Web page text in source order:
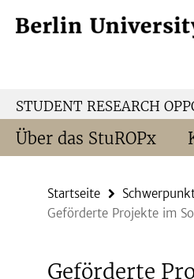
direkt
Service-
STUDENT RESEARCH
Über das StuROPx
Startseite
Geförderte Projekte im
Geförderte